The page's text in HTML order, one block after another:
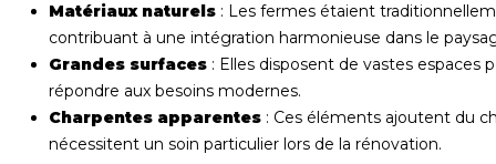
Matériaux naturels : Les fermes étaient
contribuant à une intégration harmonieuse dans le
Grandes surfaces : Elles disposent de vastes espaces
répondre aux besoins modernes.
Charpentes apparentes : Ces éléments ajoutent du
nécessitent un soin particulier lors de la rénovation.